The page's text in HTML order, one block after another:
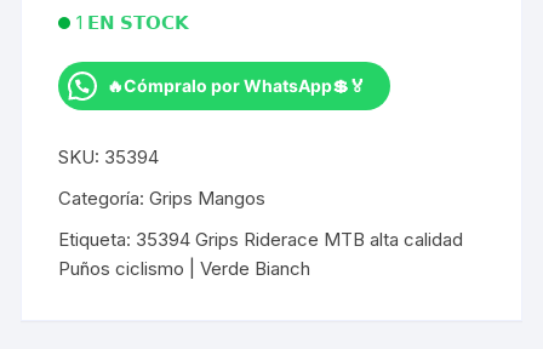
1 𝗘𝗡 𝗦𝗧𝗢𝗖𝗞
Grips
MTB
alta
Puños
ciclismo
🔥Cómpralo por WhatsApp💲🏅
SKU: 35394
Categoría:Grips Mangos
Etiqueta: 35394 Grips Riderace MTB alta calidad
Puños ciclismo | Verde Bianch